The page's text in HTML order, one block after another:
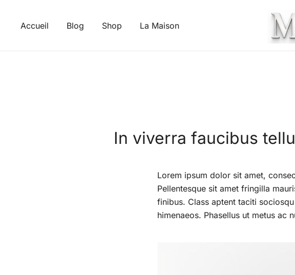
Accueil Blog Shop La Maison
In viverra faucibus
Lorem ipsum dolor sit amet,
Pellentesque sit amet fringilla
finibus. Class aptent taciti
himenaeos. Phasellus ut metus ac